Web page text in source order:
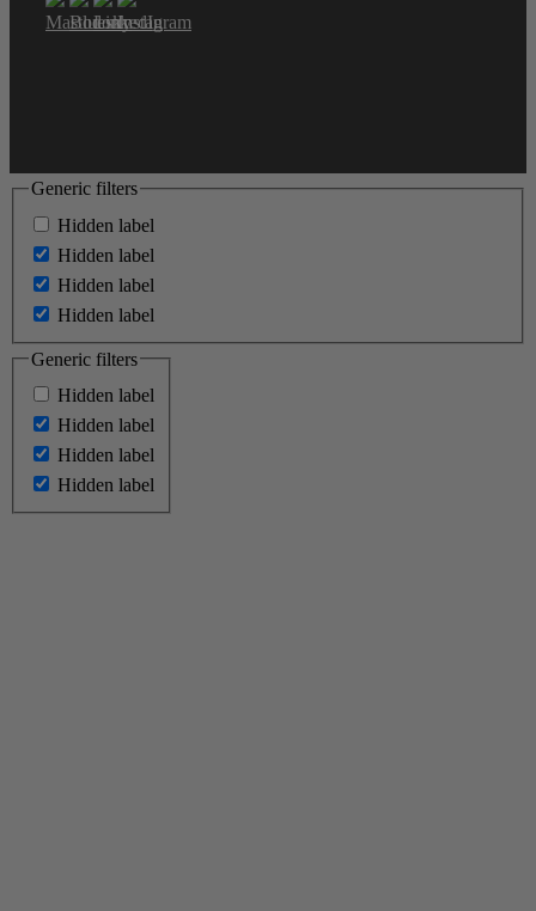
Generic filters
Hidden label
Hidden label
Hidden label
Hidden label
Generic filters
Hidden label
Hidden label
Hidden label
Hidden label